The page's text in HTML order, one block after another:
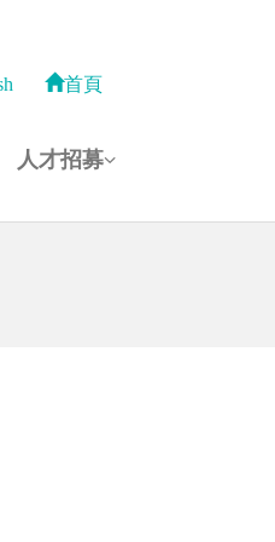
首頁
人才招募